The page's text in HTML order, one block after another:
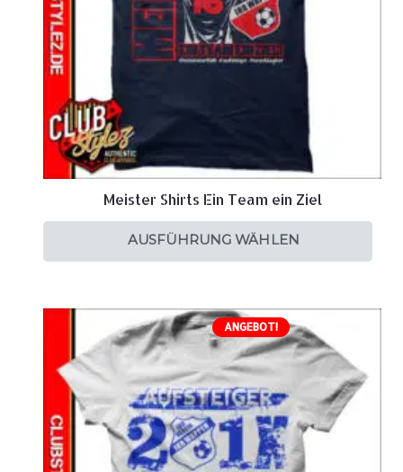
Meister Shirts Ein Team ein Ziel
AUSFÜHRUNG WÄHLEN
ANGEBOT!